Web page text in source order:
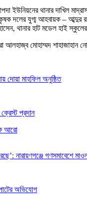
ইউনিয়নের থানার দাখিল
কৃষক দলের যুগ্ম আহবায়ক –
থানার হাট মডেল হাই
মোহাম্মদ শাহাজাহান
দোয়া মাহফিল অনুষ্ঠিত
ক্রেস্ট প্রদান
আরো
নারায়ণগঞ্জে গণসমাবেশে
অভিযোগ